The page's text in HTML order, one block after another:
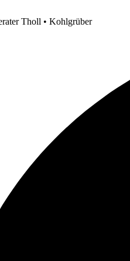
Tholl • Kohlgrüber